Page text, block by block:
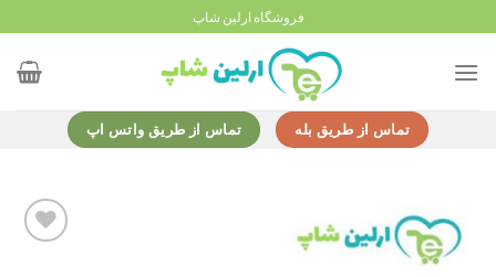
to
content
فروشگاه ارلین شاپ
تماس از طریق بله تماس از طریق واتس اپ